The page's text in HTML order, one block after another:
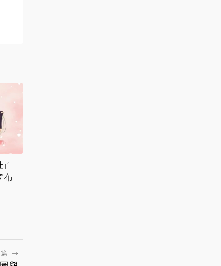
百
布
→